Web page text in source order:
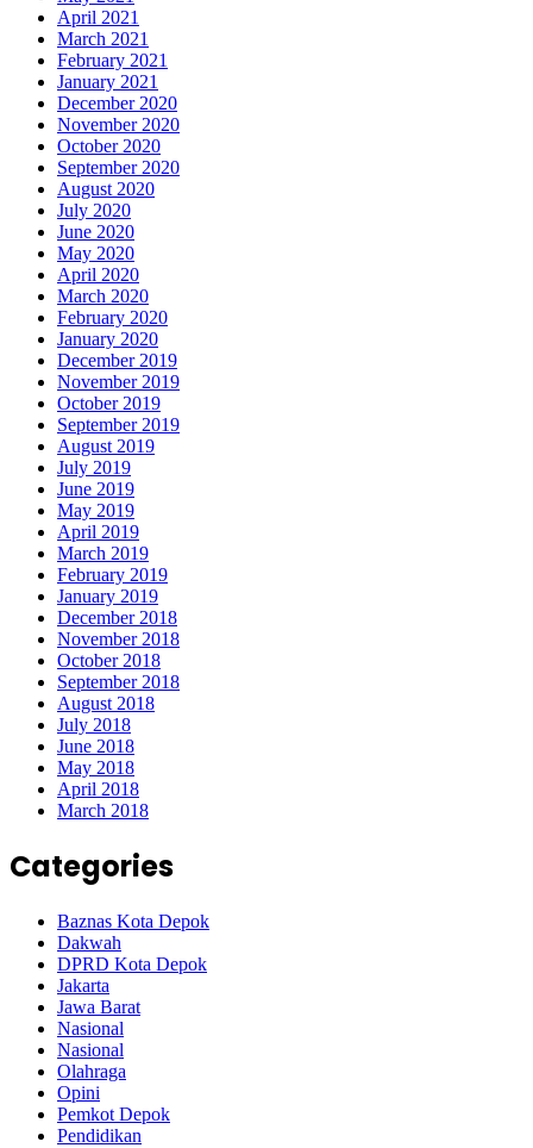
April 2021
March 2021
February 2021
January 2021
December 2020
November 2020
October 2020
September 2020
August 2020
July 2020
June 2020
May 2020
April 2020
March 2020
February 2020
January 2020
December 2019
November 2019
October 2019
September 2019
August 2019
July 2019
June 2019
May 2019
April 2019
March 2019
February 2019
January 2019
December 2018
November 2018
October 2018
September 2018
August 2018
July 2018
June 2018
May 2018
April 2018
March 2018
Categories
Baznas Kota Depok
Dakwah
DPRD Kota Depok
Jakarta
Jawa Barat
Nasional
Nasional
Olahraga
Opini
Pemkot Depok
Pendidikan